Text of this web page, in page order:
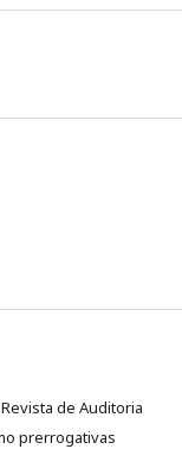
de Auditoria
prerrogativas